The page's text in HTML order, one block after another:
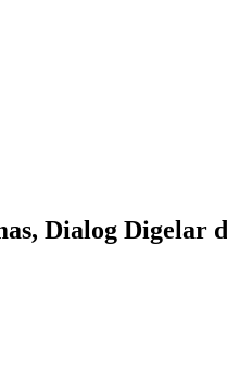
Dialog Digelar